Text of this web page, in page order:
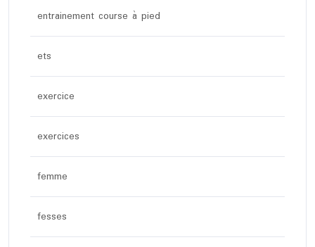
entrainement course à pied
ets
exercice
exercices
femme
fesses